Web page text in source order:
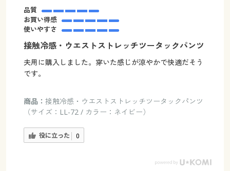
品質
お買い得感
使いやすさ
接触冷感・ウエストストレッチツータックパンツ
夫用に購入しました。穿いた感じが涼やかで快適だそう
です。
商品： 接触冷感・ウエストストレッチツータックパンツ
（サイズ：LL-72 / カラー：ネイビー）
役に立った 0